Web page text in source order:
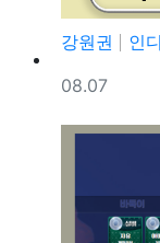
강원권
인
등록일
08.07